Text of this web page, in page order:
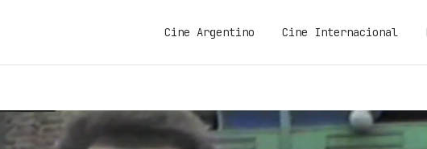
Cine Argentino Cine Internacional